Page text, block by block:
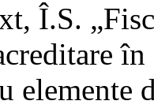
Î.S.
elemente